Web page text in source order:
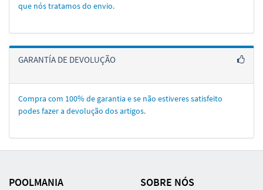
que nós tratamos do envio.
GARANTÍA DE DEVOLUÇÃO
Compra com 100% de garantia e se não estiveres satisfeito
podes fazer a devolução dos artigos.
POOLMANIA SOBRE NÓS